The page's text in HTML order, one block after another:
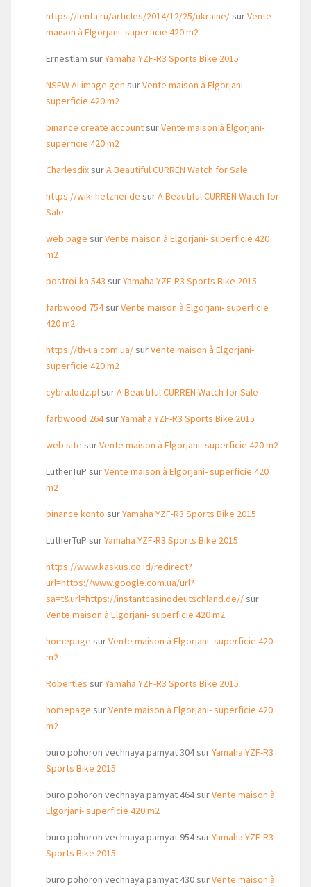
https://lenta.ru/articles/2014/12/25/ukraine/surVente
maison à Elgorjani- superficie 420 m2
Ernestlam surYamaha YZF-R3 Sports Bike 2015
NSFW AI image gen surVente maison à Elgorjani-
superficie 420 m2
binance create accountsurVente maison à Elgorjani-
superficie 420 m2
CharlesdixsurA Beautiful CURREN Watch for Sale
https://wiki.hetzner.de surA Beautiful CURREN Watch for
Sale
web page surVente maison à Elgorjani- superficie 420
m2
postroi-ka 543 surYamaha YZF-R3 Sports Bike 2015
farbwood 754surVente maison à Elgorjani- superficie
420 m2
https://th-ua.com.ua/surVente maison à Elgorjani-
superficie 420 m2
cybra.lodz.plsurA Beautiful CURREN Watch for Sale
farbwood 264surYamaha YZF-R3 Sports Bike 2015
web site surVente maison à Elgorjani- superficie 420 m2
LutherTuP surVente maison à Elgorjani- superficie 420
m2
binance konto surYamaha YZF-R3 Sports Bike 2015
LutherTuP surYamaha YZF-R3 Sports Bike 2015
https://www.kaskus.co.id/redirect?
url=https://www.google.com.ua/url?
sa=t&url=https://instantcasinodeutschland.de//sur
Vente maison à Elgorjani- superficie 420 m2
homepage surVente maison à Elgorjani- superficie 420
m2
Robertles surYamaha YZF-R3 Sports Bike 2015
homepage surVente maison à Elgorjani- superficie 420
m2
buro pohoron vechnaya pamyat 304surYamaha YZF-R3
Sports Bike 2015
buro pohoron vechnaya pamyat 464surVente maison à
Elgorjani- superficie 420 m2
buro pohoron vechnaya pamyat 954surYamaha YZF-R3
Sports Bike 2015
buro pohoron vechnaya pamyat 430surVente maison à